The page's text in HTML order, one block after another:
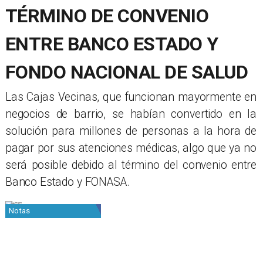
TÉRMINO DE CONVENIO
ENTRE BANCO ESTADO Y
FONDO NACIONAL DE SALUD
Las Cajas Vecinas, que funcionan mayormente en
negocios de barrio, se habían convertido en la
solución para millones de personas a la hora de
pagar por sus atenciones médicas, algo que ya no
será posible debido al término del convenio entre
Banco Estado y FONASA.
Notas